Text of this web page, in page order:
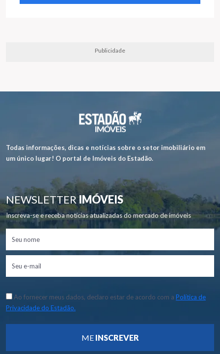
Publicidade
Todas informações, dicas e notícias sobre o setor imobiliário em
um único lugar! O portal de Imóveis do Estadão.
NEWSLETTERIMÓVEIS
Inscreva-se e receba notícias atualizadas do mercado de imóveis
Ao fornecer meus dados, declaro estar de acordo com a Política de
Privacidade do Estadão.
ME INSCREVER